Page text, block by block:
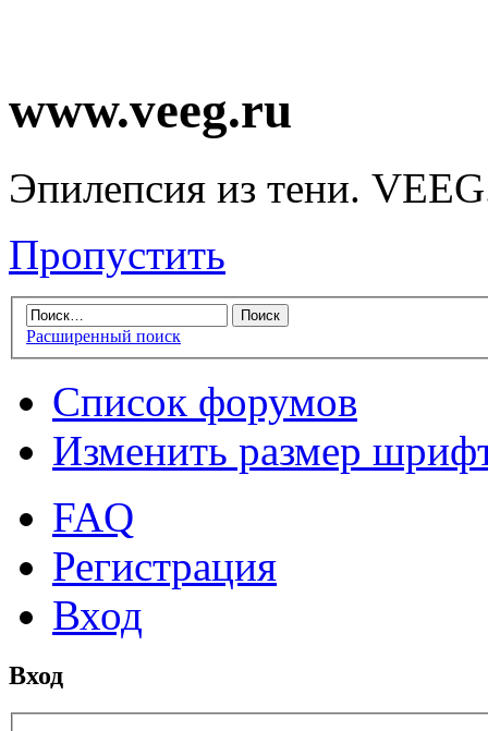
www.veeg.ru
Эпилепсия из тени.
Пропустить
Расширенный поиск
Список форумов
Изменить размер
FAQ
Регистрация
Вход
Вход